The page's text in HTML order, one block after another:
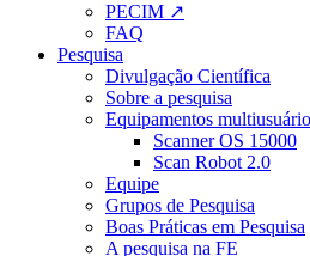
PECIM ↗
FAQ
Pesquisa
Divulgação Científica
Sobre a pesquisa
Equipamentos multiusuário
Scanner OS 15000
Scan Robot 2.0
Equipe
Grupos de Pesquisa
Boas Práticas em Pesquisa
A pesquisa na FE